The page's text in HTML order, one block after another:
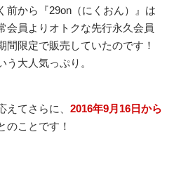
前から『29on（にくおん）』は
会員よりオトクな先行永久会員
間限定で販売していたのです！
大人気っぷり。
えてさらに、 2016年9月16日から
のことです！